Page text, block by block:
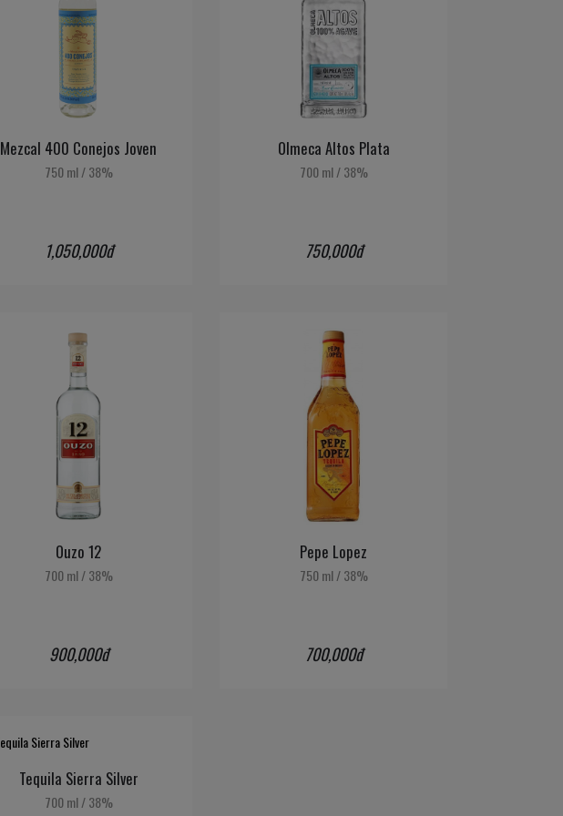
Mezcal 400 Conejos Joven
750 ml / 38%
1,050,000đ
Olmeca Altos Plata
700 ml / 38%
750,000đ
Ouzo 12
700 ml / 38%
900,000đ
Pepe Lopez
750 ml / 38%
700,000đ
Tequila Sierra Silver
700 ml / 38%